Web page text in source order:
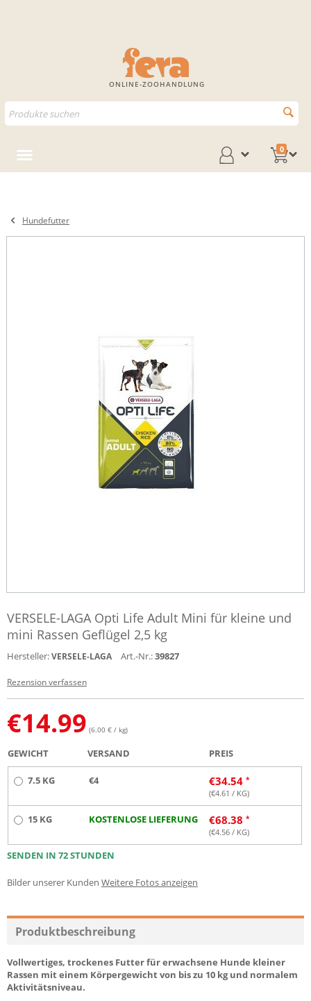
ONLINE-ZOOHANDLUNG
0
Hundefutter
VERSELE-LAGA Opti Life Adult Mini für kleine und
mini Rassen Geflügel 2,5 kg
Hersteller:VERSELE-LAGA Art.-Nr.:39827
Rezension verfassen
€14.99 (6.00 € / kg)
GEWICHT VERSAND PREIS
7.5 KG €4 €34.54
(€4.61 / KG)
15 KG KOSTENLOSE LIEFERUNG €68.38
(€4.56 / KG)
SENDEN IN 72 STUNDEN
Bilder unserer Kunden Weitere Fotos anzeigen
Produktbeschreibung
Vollwertiges, trockenes Futter für erwachsene Hunde kleiner
Rassen mit einem Körpergewicht von bis zu 10 kg und normalem
Aktivitätsniveau.